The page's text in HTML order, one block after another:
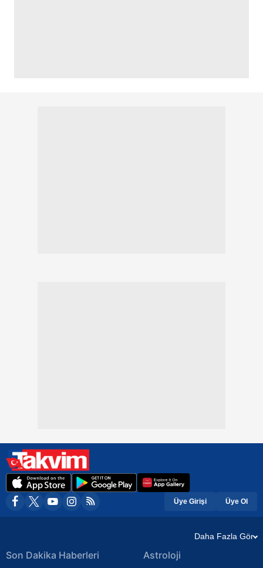
Üye Girişi Üye Ol
Daha Fazla Gör
Son Dakika Haberleri Astroloji